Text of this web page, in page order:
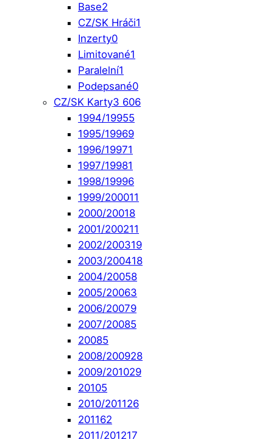
Base2
CZ/SK Hráči1
Inzerty0
Limitované1
Paralelní1
Podepsané0
CZ/SK Karty3 606
1994/19955
1995/19969
1996/19971
1997/19981
1998/19996
1999/200011
2000/20018
2001/200211
2002/200319
2003/200418
2004/20058
2005/20063
2006/20079
2007/20085
20085
2008/200928
2009/201029
20105
2010/201126
201162
2011/201217